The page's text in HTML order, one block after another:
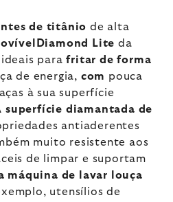
de titânio de alta
Liteda
ideais parafritar de forma
de energia, com pouca
à sua superfície
superfície diamantada de
antiaderentes
muito resistente aos
de limpar e suportam
máquina de lavar louça
utensílios de